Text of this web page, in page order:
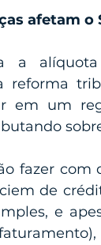
afetam o
a
reforma
em um
fazer
de
e